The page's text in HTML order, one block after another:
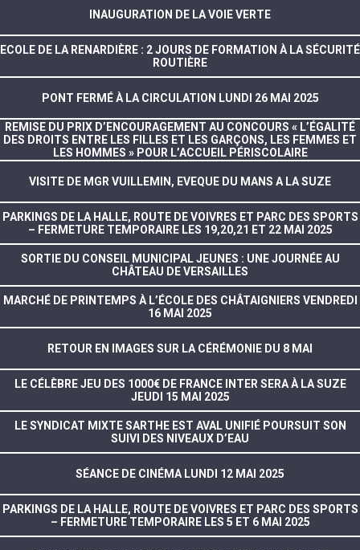
INAUGURATION DE LA VOIE VERTE
ECOLE DE LA RENARDIÈRE : 2 JOURS DE FORMATION À LA SÉCURITÉ
ROUTIÈRE
PONT FERMÉ À LA CIRCULATION LUNDI 26 MAI 2025
REMISE DU PRIX D’ENCOURAGEMENT AU CONCOURS « L’ÉGALITÉ
DES DROITS ENTRE LES FILLES ET LES GARÇONS, LES FEMMES ET
LES HOMMES » POUR L’ACCUEIL PÉRISCOLAIRE
VISITE DE MGR VUILLEMIN, EVEQUE DU MANS A LA SUZE
PARKINGS DE LA HALLE, ROUTE DE VOIVRES ET PARC DES SPORTS
– FERMETURE TEMPORAIRE LES 19,20,21 ET 22 MAI 2025
SORTIE DU CONSEIL MUNICIPAL JEUNES : UNE JOURNÉE AU
CHÂTEAU DE VERSAILLES
MARCHÉ DE PRINTEMPS À L’ÉCOLE DES CHÂTAIGNIERS VENDREDI
16 MAI 2025
RETOUR EN IMAGES SUR LA CÉRÉMONIE DU 8 MAI
LE CÉLÈBRE JEU DES 1000€ DE FRANCE INTER SERA À LA SUZE
JEUDI 15 MAI 2025
LE SYNDICAT MIXTE SARTHE EST AVAL UNIFIÉ POURSUIT SON
SUIVI DES NIVEAUX D’EAU
SÉANCE DE CINÉMA LUNDI 12 MAI 2025
PARKINGS DE LA HALLE, ROUTE DE VOIVRES ET PARC DES SPORTS
– FERMETURE TEMPORAIRE LES 5 ET 6 MAI 2025